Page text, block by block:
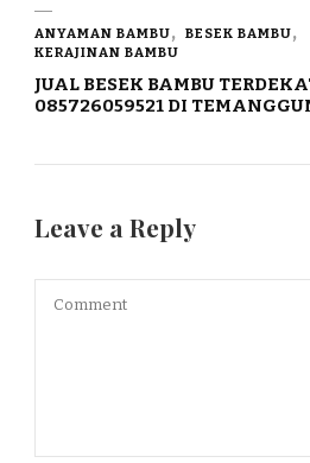
ANYAMAN BAMBU
BESEK BAMBU
KERAJINAN BAMBU
JUAL BESEK BAMBU
085726059521 DI
Leave a Reply